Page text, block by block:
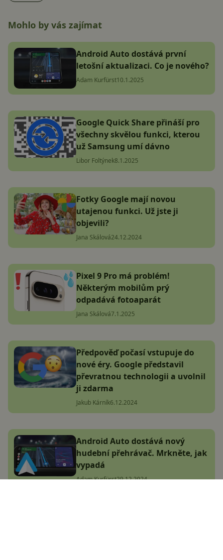
Mohlo by vás zajímat
Android Auto dostává první
letošní aktualizaci. Co je nového?
Adam Kurfürst10.1.2025
Google Quick Share přináší pro
všechny skvělou funkci, kterou
už Samsung umí dávno
Libor Foltýnek8.1.2025
Fotky Google mají novou
utajenou funkci. Už jste ji
objevili?
Jana Skálová24.12.2024
Pixel 9 Pro má problém!
Některým mobilům prý
odpadává fotoaparát
Jana Skálová7.1.2025
Předpověď počasí vstupuje do
nové éry. Google představil
převratnou technologii a uvolnil
ji zdarma
Jakub Kárník6.12.2024
Android Auto dostává nový
hudební přehrávač. Mrkněte, jak
vypadá
Adam Kurfürst29.12.2024